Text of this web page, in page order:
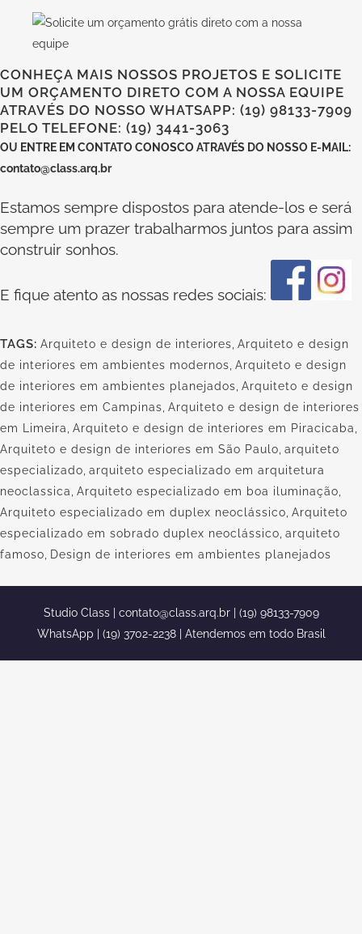
CONHEÇA MAIS NOSSOS PROJETOS E SOLICITE
UM ORÇAMENTO DIRETO COM A NOSSA EQUIPE
ATRAVÉS DO NOSSO WHATSAPP: (19) 98133-7909
PELO TELEFONE: (19) 3441-3063
OU ENTRE EM CONTATO CONOSCOATRAVÉS DO NOSSO E-MAIL:
contato@class.arq.br
Estamos sempre dispostos para atende-los e será
sempre um prazer trabalharmos juntos para assim
construir sonhos.
E fique atento as nossas redes sociais:
TAGS: Arquiteto e design de interiores, Arquiteto e design
de interiores em ambientes modernos, Arquiteto e design
de interiores em ambientes planejados, Arquiteto e design
de interiores em Campinas, Arquiteto e design de interiores
em Limeira, Arquiteto e design de interiores em Piracicaba,
Arquiteto e design de interiores em São Paulo, arquiteto
especializado, arquiteto especializado em arquitetura
neoclassica, Arquiteto especializado em boa iluminação,
Arquiteto especializado em duplex neoclássico, Arquiteto
especializado em sobrado duplex neoclássico, arquiteto
famoso, Design de interiores em ambientes planejados
Studio Class | contato@class.arq.br| (19) 98133-7909
WhatsApp | (19) 3702-2238 | Atendemos em todo Brasil